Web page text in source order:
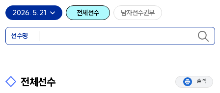
전체선수 남자선수권부
선수명
전체선수 출력